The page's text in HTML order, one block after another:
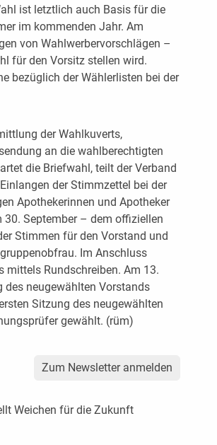
ist letztlich auch Basis für die
im kommenden Jahr. Am
von Wahlwerbervorschlägen –
für den Vorsitz stellen wird.
bezüglich der Wählerlisten bei der
der Wahlkuverts,
an die wahlberechtigten
die Briefwahl, teilt der Verband
der Stimmzettel bei der
Apothekerinnen und Apotheker
September – dem offiziellen
Stimmen für den Vorstand und
Im Anschluss
mittels Rundschreiben. Am 13.
des neugewählten Vorstands
Sitzung des neugewählten
gewählt. (rüm)
Zum Newsletter anmelden
Weichen für die Zukunft